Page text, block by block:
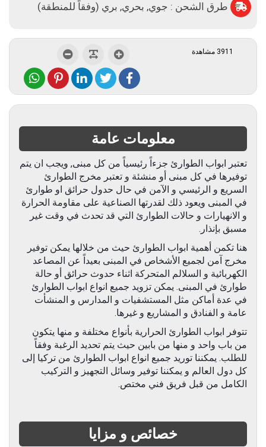
طرق الشحن : جوي, بحري, بري (وفقاً للمنطقة)
3911 مشاهدة
معلومات عامة
تعتبر ابواب الطوارئ جزءاً رئيسياً من كل مبنى, ويجب ان يتم
توفيرها في كل مبنى أو منشئة و تعتبر مخرج الطوارئ
السريع و الرئيسي و الآمن في حال حدول حرائق او طوارئ
في المبنى ويعود ذلك لقدرتها الصناعية على مقاومة الحرارة
و الانهيارات و حالات الطوارئ التي قد تحدث في وقت غير
مسبق بإنذار.
هنا تكمن أهمية ابواب الطوارئ حيث من خلالها يمكن توفير
مخرج آمن لجميع الأشخاص في المبنى بعيداً عن المصاعد
الكهربائية و السلالم المتحركة اثناء حدوث حرائق أو حالة
طوارئ في المبنى. يمكن تزويد جميع انواع ابواب الطوارئ
في عدة أماكن مثل المستشفيات و المدارس و المنشأت
عامة و الفنادق و المشاريع و غيرها.
تتوفر ابواب الطوارئ الحرارية بأنواع مختلفة و منها يتكون
من باب واحد و منها من بابين حيث يتم تحديد الرغبة وفقاً
للطلب. يمكننا توريد جميع انواع ابواب الطوارئ من تركيا إلى
كل دول العالم و يمكننا توفير وسائل التجهيز و التركيب
الكامل من قبل فريق فني مختص.
خصائص و مزايا